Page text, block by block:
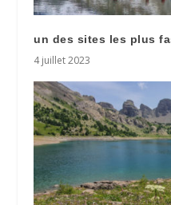
un des sites les plus
4 juillet 2023